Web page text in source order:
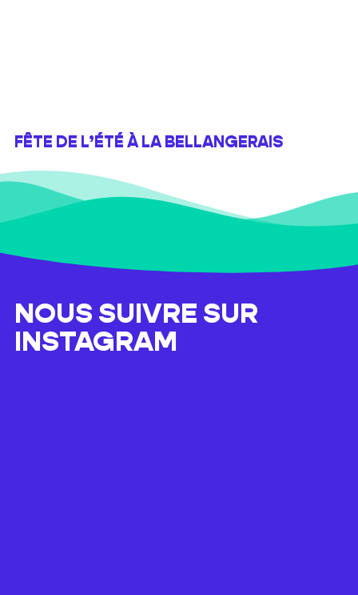
FÊTE DE L’ÉTÉ À LA BELLANGERAIS
NOUS SUIVRE SUR
INSTAGRAM